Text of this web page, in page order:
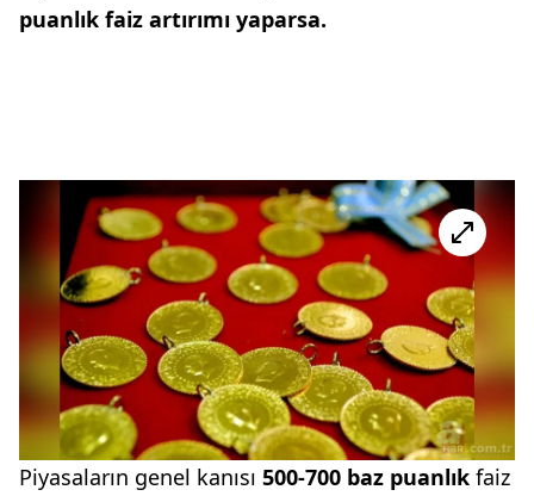
puanlık faiz artırımı yaparsa.
Piyasaların genel kanısı 500-700 baz puanlık faiz